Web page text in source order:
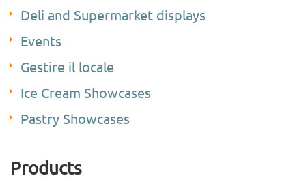
Deli and Supermarket displays
Events
Gestire il locale
Ice Cream Showcases
Pastry Showcases
Products